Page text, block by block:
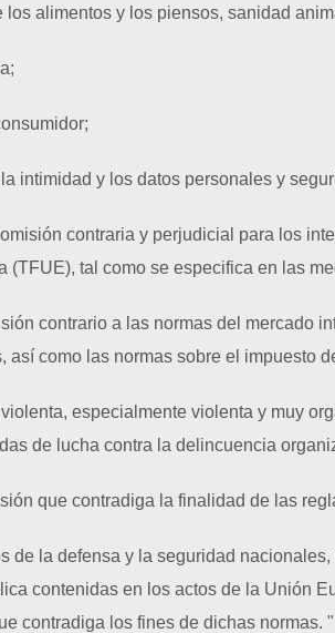
los alimentos y los piensos, sanidad
intimidad y los datos personales y
contraria y perjudicial para los
(TFUE), tal como se especifica en las
contrario a las normas del mercado
así como las normas sobre el impuesto
especialmente violenta y muy
de lucha contra la delincuencia
que contradiga la finalidad de las
de la defensa y la seguridad
contenidas en los actos de la Unión
contradiga los fines de dichas normas. "